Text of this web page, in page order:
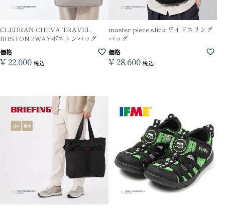
CLEDRAN CHEVA TRAVEL
BOSTON 2WAYボストンバッグ
価格
¥ 22,000 税込
master-piece slick ワイドスリング
バッグ
価格
¥ 28,600 税込